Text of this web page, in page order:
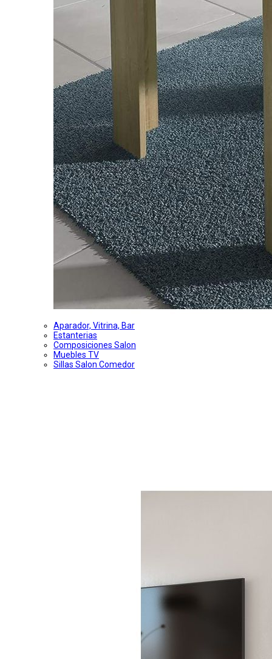
Aparador, Vitrina, Bar
Estanterias
Composiciones Salon
Muebles TV
Sillas Salon Comedor